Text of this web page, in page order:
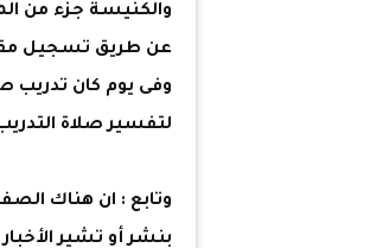
والكنيسة جزء من
عن طريق تسجيل
وفى يوم كان تدريب
لتفسير صلاة
وتابع : ان هناك
بنشر أو تشير